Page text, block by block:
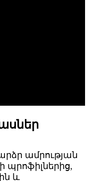
ամրության
պրոֆիլներից,
և